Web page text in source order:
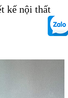
kế nội thất